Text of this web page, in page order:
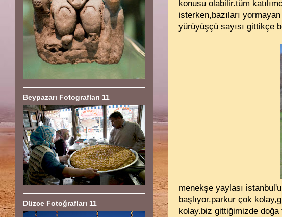
konusu olabilir.tüm
isterken,bazıları
yürüyüşçü sayısı gittikçe
menekşe yaylası
başlıyor.parkur çok
kolay.biz gittiğimizde doğa
Beypazarı Fotografları 11
Düzce Fotoğrafları 11